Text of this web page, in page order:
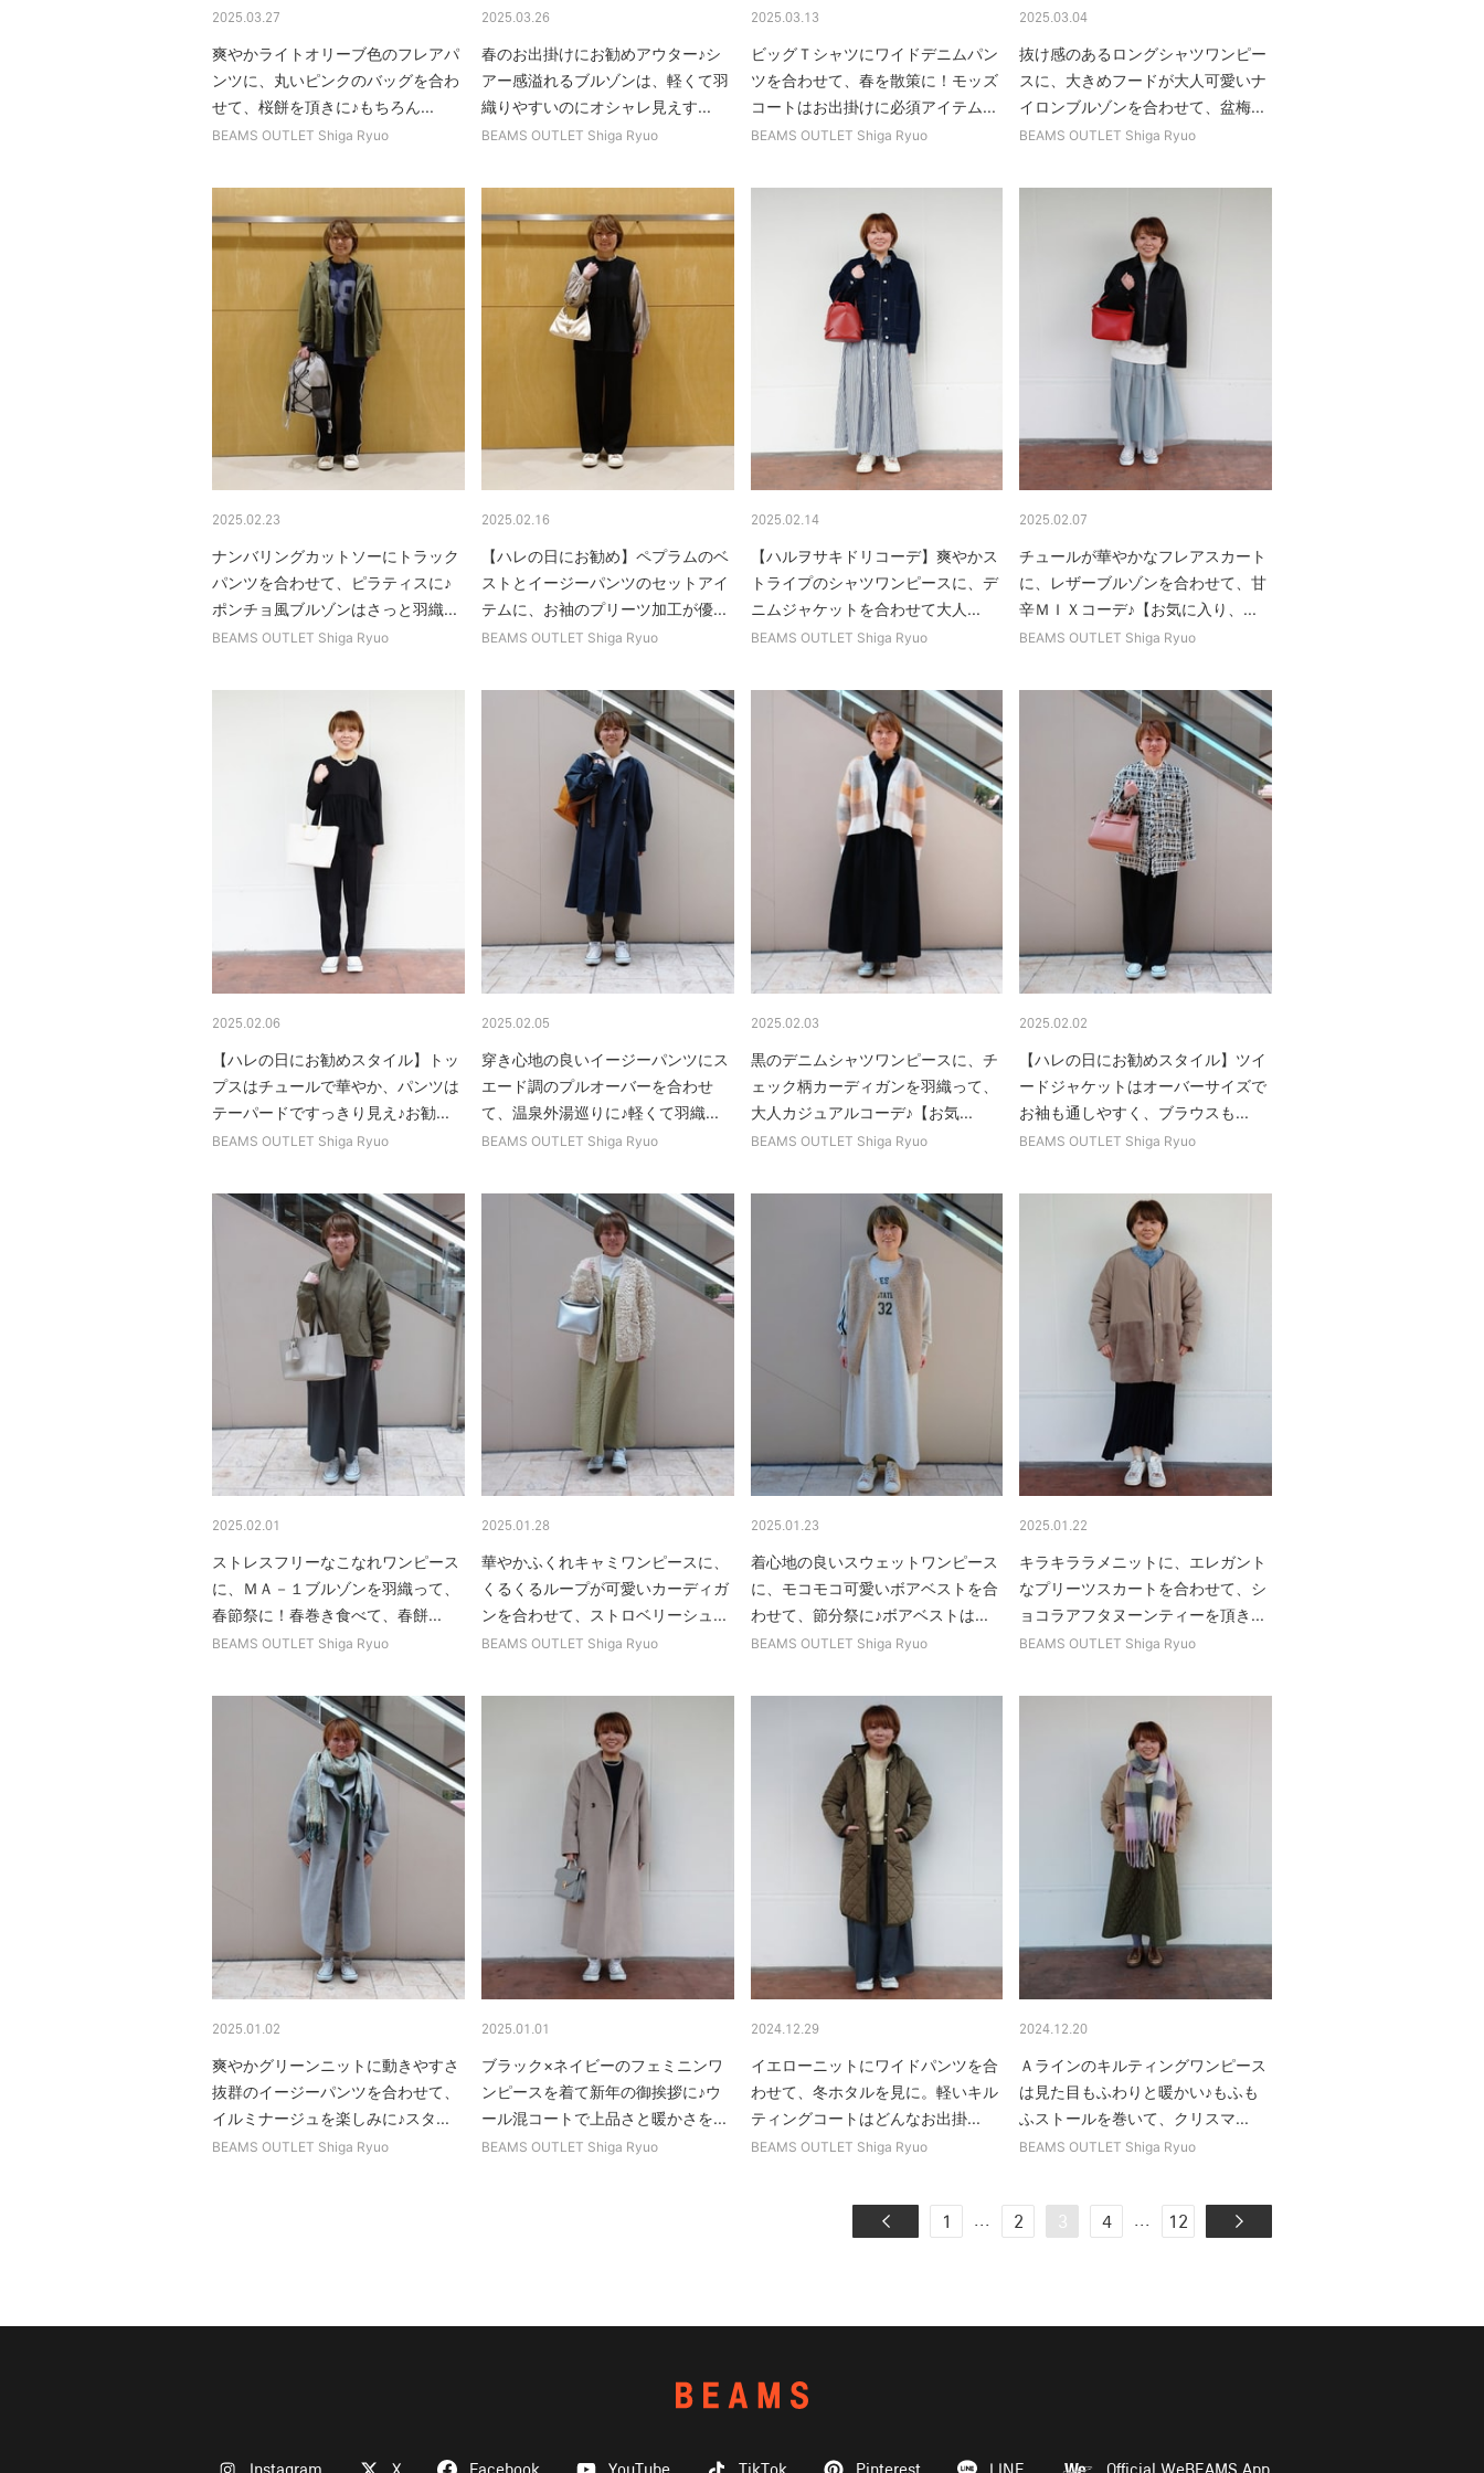
2025.03.27
爽やかライトオリーブ色のフレアパ
ンツに、丸いピンクのバッグを合わ
せて、桜餅を頂きに♪もちろん...
BEAMS OUTLET Shiga Ryuo
2025.03.26
春のお出掛けにお勧めアウター♪シ
アー感溢れるブルゾンは、軽くて羽
織りやすいのにオシャレ見えす...
BEAMS OUTLET Shiga Ryuo
2025.03.13
ビッグＴシャツにワイドデニムパン
ツを合わせて、春を散策に！モッズ
コートはお出掛けに必須アイテム...
BEAMS OUTLET Shiga Ryuo
2025.03.04
抜け感のあるロングシャツワンピー
スに、大きめフードが大人可愛いナ
イロンブルゾンを合わせて、盆梅...
BEAMS OUTLET Shiga Ryuo
2025.02.23
ナンバリングカットソーにトラック
パンツを合わせて、ピラティスに♪
ポンチョ風ブルゾンはさっと羽織...
BEAMS OUTLET Shiga Ryuo
2025.02.16
【ハレの日にお勧め】ペプラムのベ
ストとイージーパンツのセットアイ
テムに、お袖のプリーツ加工が優...
BEAMS OUTLET Shiga Ryuo
2025.02.14
【ハルヲサキドリコーデ】爽やかス
トライプのシャツワンピースに、デ
ニムジャケットを合わせて大人...
BEAMS OUTLET Shiga Ryuo
2025.02.07
チュールが華やかなフレアスカート
に、レザーブルゾンを合わせて、甘
辛ＭＩＸコーデ♪【お気に入り、...
BEAMS OUTLET Shiga Ryuo
2025.02.06
【ハレの日にお勧めスタイル】トッ
プスはチュールで華やか、パンツは
テーパードですっきり見え♪お勧...
BEAMS OUTLET Shiga Ryuo
2025.02.05
穿き心地の良いイージーパンツにス
エード調のプルオーバーを合わせ
て、温泉外湯巡りに♪軽くて羽織...
BEAMS OUTLET Shiga Ryuo
2025.02.03
黒のデニムシャツワンピースに、チ
ェック柄カーディガンを羽織って、
大人カジュアルコーデ♪【お気...
BEAMS OUTLET Shiga Ryuo
2025.02.02
【ハレの日にお勧めスタイル】ツイ
ードジャケットはオーバーサイズで
お袖も通しやすく、ブラウスも...
BEAMS OUTLET Shiga Ryuo
2025.02.01
ストレスフリーなこなれワンピース
に、ＭＡ－１ブルゾンを羽織って、
春節祭に！春巻き食べて、春餅...
BEAMS OUTLET Shiga Ryuo
2025.01.28
華やかふくれキャミワンピースに、
くるくるループが可愛いカーディガ
ンを合わせて、ストロベリーシュ...
BEAMS OUTLET Shiga Ryuo
2025.01.23
着心地の良いスウェットワンピース
に、モコモコ可愛いボアベストを合
わせて、節分祭に♪ボアベストは...
BEAMS OUTLET Shiga Ryuo
2025.01.22
キラキララメニットに、エレガント
なプリーツスカートを合わせて、シ
ョコラアフタヌーンティーを頂き...
BEAMS OUTLET Shiga Ryuo
2025.01.02
爽やかグリーンニットに動きやすさ
抜群のイージーパンツを合わせて、
イルミナージュを楽しみに♪スタ...
BEAMS OUTLET Shiga Ryuo
2025.01.01
ブラック×ネイビーのフェミニンワ
ンピースを着て新年の御挨拶に♪ウ
ール混コートで上品さと暖かさを...
BEAMS OUTLET Shiga Ryuo
2024.12.29
イエローニットにワイドパンツを合
わせて、冬ホタルを見に。軽いキル
ティングコートはどんなお出掛...
BEAMS OUTLET Shiga Ryuo
2024.12.20
Ａラインのキルティングワンピース
は見た目もふわりと暖かい♪もふも
ふストールを巻いて、クリスマ...
BEAMS OUTLET Shiga Ryuo
1 ... 2 3 4 ... 12